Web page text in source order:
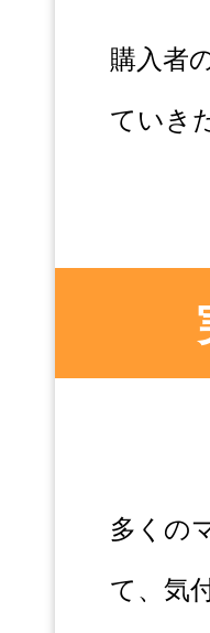
購入者
ていき
多くの
て、気